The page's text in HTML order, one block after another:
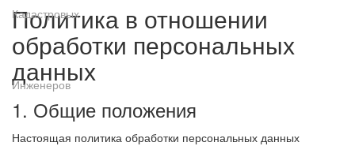
Политика в отношении
обработки персональных
данных
1. Общие положения
Настоящая политика обработки персональных данных